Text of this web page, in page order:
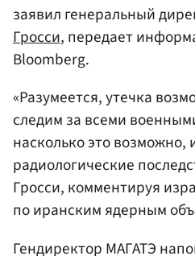
заявил генеральный
Гросси, передает
Bloomberg.
«Разумеется, утечка
следим за всеми
насколько это возможно,
радиологические
Гросси, комментируя
по иранским ядерным
Гендиректор МАГАТЭ